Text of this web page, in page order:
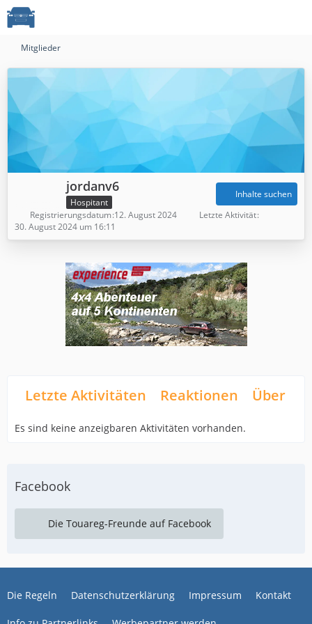
Mitglieder
jordanv6
Hospitant
Inhalte suchen
Registrierungsdatum 12. August 2024
Letzte Aktivität
30. August 2024 um 16:11
Letzte Aktivitäten Reaktionen Über
Es sind keine anzeigbaren Aktivitäten vorhanden.
Facebook
Die Touareg-Freunde auf Facebook
Die Regeln Datenschutzerklärung Impressum Kontakt